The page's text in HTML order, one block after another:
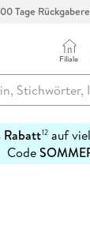
Tage
Filiale
Rabatt12auf
Code